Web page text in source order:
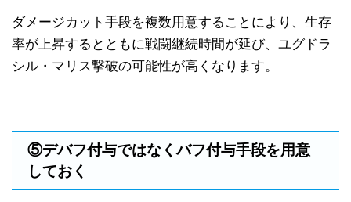
ダメージカット手段を複数用意することにより、生存
率が上昇するとともに戦闘継続時間が延び、ユグドラ
シル・マリス撃破の可能性が高くなります。
⑤デバフ付与ではなくバフ付与手段を用意
しておく